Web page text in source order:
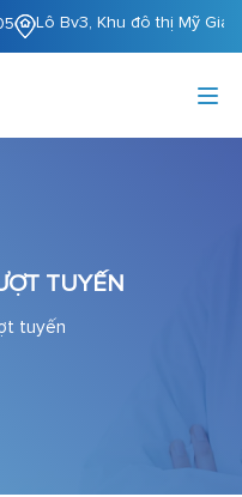
Lô Bv3, Khu đô thị Mỹ
TUYẾN
tuyến